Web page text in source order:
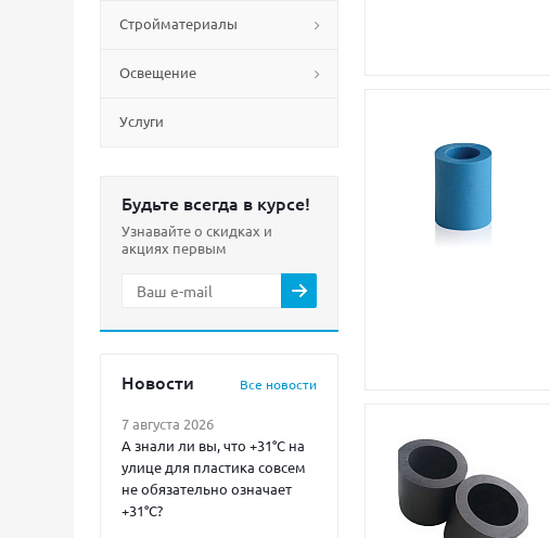
Стройматериалы
Освещение
Услуги
Будьте всегда в курсе!
Узнавайте о скидках и
акциях первым
Новости Все новости
7 августа 2026
А знали ли вы, что +31°C на
улице для пластика совсем
не обязательно означает
+31°C?